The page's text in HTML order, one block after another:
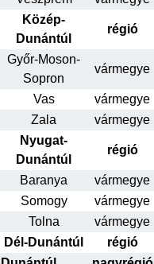
Közép-
Dunántúl
régió
Győr-Moson-
Sopron
vármegye
Vas vármegye
Zala
vármegye
Nyugat-
Dunántúl
régió
Baranya vármegye
Somogy
vármegye
Tolna
vármegye
Dél-Dunántúl
régió